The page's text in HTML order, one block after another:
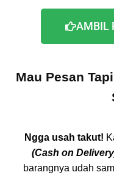
AMBIL
Mau Pesan
Ngga usah takut!
(Cash on
barangnya udah